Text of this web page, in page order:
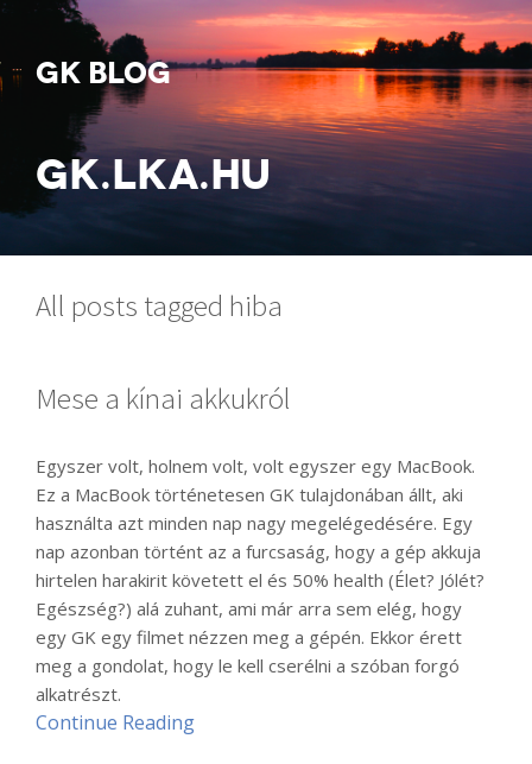
GK BLOG
GK.LKA.HU
All posts tagged hiba
Mese a kínai akkukról
Egyszer volt, holnem volt, volt egyszer egy MacBook.
Ez a MacBook történetesen GK tulajdonában állt, aki
használta azt minden nap nagy megelégedésére. Egy
nap azonban történt az a furcsaság, hogy a gép akkuja
hirtelen harakirit követett el és 50% health (Élet? Jólét?
Egészség?) alá zuhant, ami már arra sem elég, hogy
egy GK egy filmet nézzen meg a gépén. Ekkor érett
meg a gondolat, hogy le kell cserélni a szóban forgó
alkatrészt.
Continue Reading